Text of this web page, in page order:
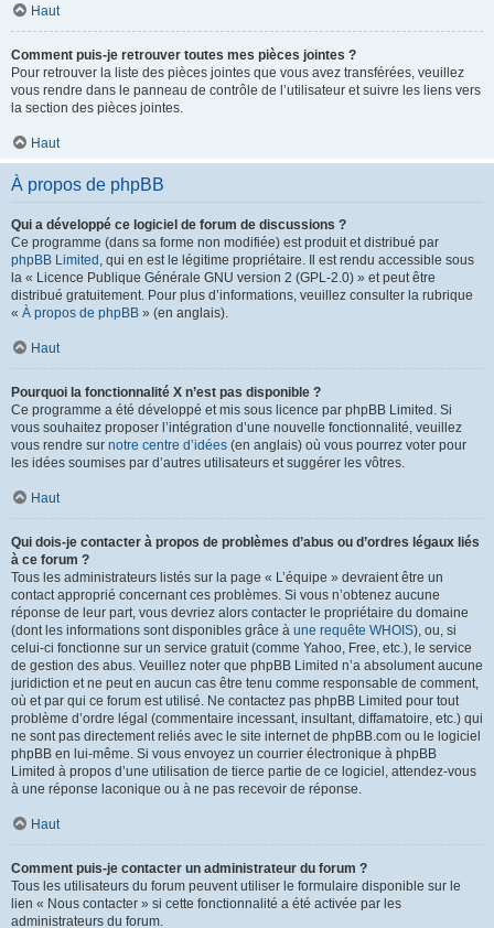
Haut
Comment puis-je retrouver toutes mes pièces jointes ?
Pour retrouver la liste des pièces jointes que vous avez transférées, veuillez
vous rendre dans le panneau de contrôle de l’utilisateur et suivre les liens vers
la section des pièces jointes.
Haut
À propos de phpBB
Qui a développé ce logiciel de forum de discussions ?
Ce programme (dans sa forme non modifiée) est produit et distribué par
phpBB Limited , qui en est le légitime propriétaire. Il est rendu accessible sous
la « Licence Publique Générale GNU version 2 (GPL-2.0) » et peut être
distribué gratuitement. Pour plus d’informations, veuillez consulter la rubrique
« À propos de phpBB » (en anglais).
Haut
Pourquoi la fonctionnalité X n’est pas disponible ?
Ce programme a été développé et mis sous licence par phpBB Limited. Si
vous souhaitez proposer l’intégration d’une nouvelle fonctionnalité, veuillez
vous rendre sur notre centre d’idées (en anglais) où vous pourrez voter pour
les idées soumises par d’autres utilisateurs et suggérer les vôtres.
Haut
Qui dois-je contacter à propos de problèmes d’abus ou d’ordres légaux liés
à ce forum ?
Tous les administrateurs listés sur la page « L’équipe » devraient être un
contact approprié concernant ces problèmes. Si vous n’obtenez aucune
réponse de leur part, vous devriez alors contacter le propriétaire du domaine
(dont les informations sont disponibles grâce à une requête WHOIS), ou, si
celui-ci fonctionne sur un service gratuit (comme Yahoo, Free, etc.), le service
de gestion des abus. Veuillez noter que phpBB Limited n’a absolument aucune
juridiction et ne peut en aucun cas être tenu comme responsable de comment,
où et par qui ce forum est utilisé. Ne contactez pas phpBB Limited pour tout
problème d’ordre légal (commentaire incessant, insultant, diffamatoire, etc.) qui
ne sont pas directement reliés avec le site internet de phpBB.com ou le logiciel
phpBB en lui-même. Si vous envoyez un courrier électronique à phpBB
Limited à propos d’une utilisation de tierce partie de ce logiciel, attendez-vous
à une réponse laconique ou à ne pas recevoir de réponse.
Haut
Comment puis-je contacter un administrateur du forum ?
Tous les utilisateurs du forum peuvent utiliser le formulaire disponible sur le
lien « Nous contacter » si cette fonctionnalité a été activée par les
administrateurs du forum.